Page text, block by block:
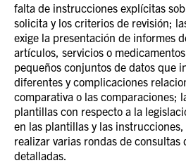
falta de instrucciones explícitas
solicita y los criterios de revisión;
exige la presentación de informes
artículos, servicios o
pequeños conjuntos de datos que
diferentes y complicaciones
comparativa o las comparaciones;
plantillas con respecto a la
en las plantillas y las
realizar varias rondas de consultas
detalladas.